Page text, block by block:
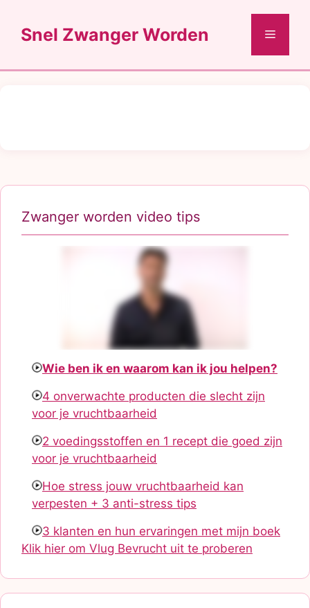
naarSnel Zwanger Worden Menu
Zwanger worden video tips
Wie ben ik en waarom kan ik jou helpen?
4 onverwachte producten die slecht zijn
voor je vruchtbaarheid
2 voedingsstoffen en 1 recept die goed zijn
voor je vruchtbaarheid
Hoe stress jouw vruchtbaarheid kan
verpesten + 3 anti-stress tips
3 klanten en hun ervaringen met mijn boek
Klik hier om Vlug Bevrucht uit te proberen